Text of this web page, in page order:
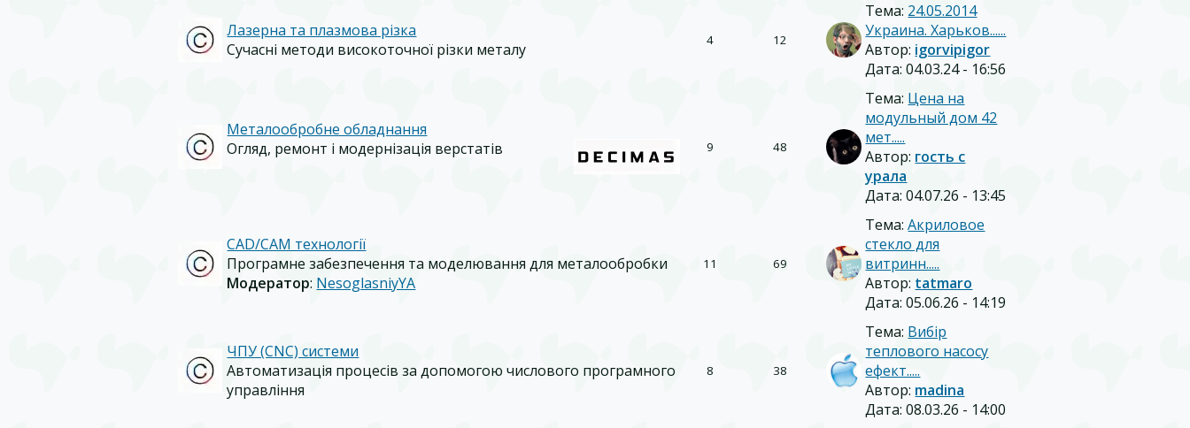
Лазерна та плазмова різка
Сучасні методи високоточної різки металу
4 12
Тема: 24.05.2014
Украина. Харьков......
Автор: igorvipigor
Дата: 04.03.24 - 16:56
Металообробне обладнання
Огляд, ремонт і модернізація верстатів
9 48
Тема: Цена на
модульный дом 42
мет.....
Автор: гость с
урала
Дата: 04.07.26 - 13:45
CAD/CAM технології
Програмне забезпечення та моделювання для металообробки
Модератор: NesoglasniyYA
11 69
Тема:Акриловое
стекло для
витринн.....
Автор: tatmaro
Дата: 05.06.26 - 14:19
ЧПУ (CNC) системи
Автоматизація процесів за допомогою числового програмного
управління
8 38
Тема: Вибір
теплового насосу
ефект.....
Автор: madina
Дата: 08.03.26 - 14:00